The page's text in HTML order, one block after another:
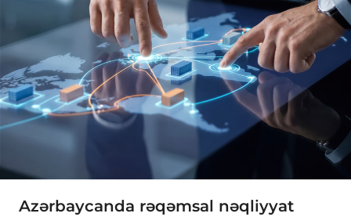
Azərbaycanda rəqəmsal nəqliyyat